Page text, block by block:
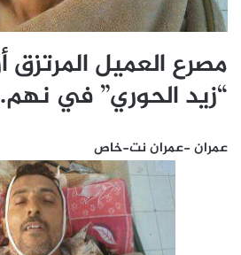
“زيد الحوري” في نهم.
عمران -عمران نت-خاص